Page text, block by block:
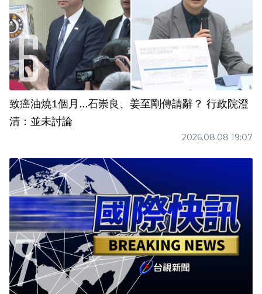
致癌油燒1個月...石崇良、姜至剛傳請辭？ 行政院澄
清：並未討論
2026.08.08 19:07